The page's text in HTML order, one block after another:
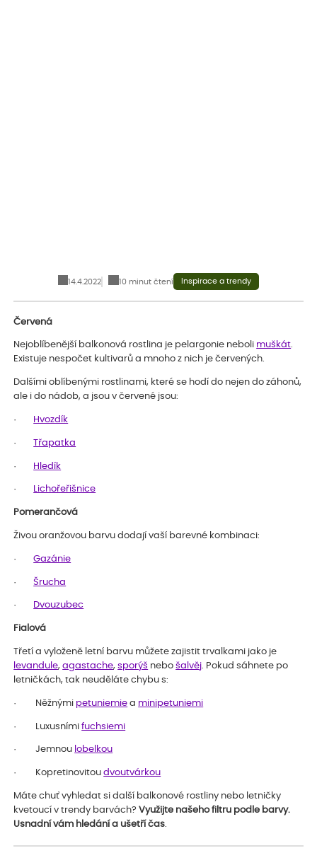
14.4.2022 10 minut čtení Inspirace a trendy
Červená
Nejoblíbenější balkonová rostlina je pelargonie neboli muškát.
Existuje nespočet kultivarů a mnoho z nich je červených.
Dalšími oblíbenými rostlinami, které se hodí do nejen do záhonů,
ale i do nádob, a jsou v červené jsou:
· Hvozdík
·Třapatka
· Hledík
· Lichořeřišnice
Pomerančová
Živou oranžovou barvu dodají vaší barevné kombinaci:
·Gazánie
·Šrucha
· Dvouzubec
Fialová
Třetí a vyloženě letní barvu můžete zajistit trvalkami jako je
levandule,agastache,sporýš nebošalvěj. Pokud sáhnete po
letničkách, tak neuděláte chybu s:
· Něžnými petuniemie a minipetuniemi
· Luxusnímifuchsiemi
· Jemnou lobelkou
· Kopretinovitoudvoutvárkou
Máte chuť vyhledat si další balkonové rostliny nebo letničky
kvetoucí v trendy barvách?Využijte našeho filtru podle barvy.
Usnadní vám hledání a ušetří čas.